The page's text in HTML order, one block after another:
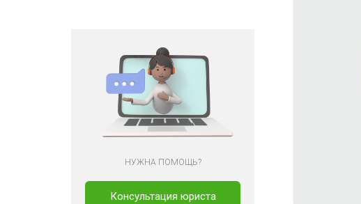
НУЖНА ПОМОЩЬ?
Консультация юриста